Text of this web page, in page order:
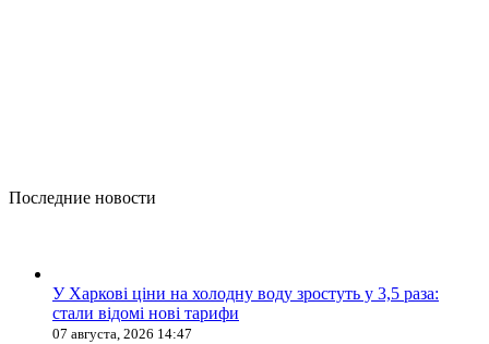
Последние новости
У Харкові ціни на холодну воду зростуть у 3,5 раза:
стали відомі нові тарифи
07 августа, 2026 14:47